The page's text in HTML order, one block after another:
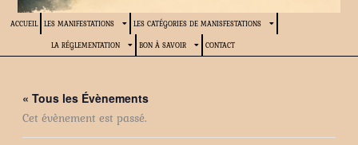
ACCUEIL LES MANIFESTATIONS LES CATÉGORIES DE MANISFESTATIONS
LA RÉGLEMENTATION BON À SAVOIR CONTACT
« Tous les Évènements
Cet évènement est passé.